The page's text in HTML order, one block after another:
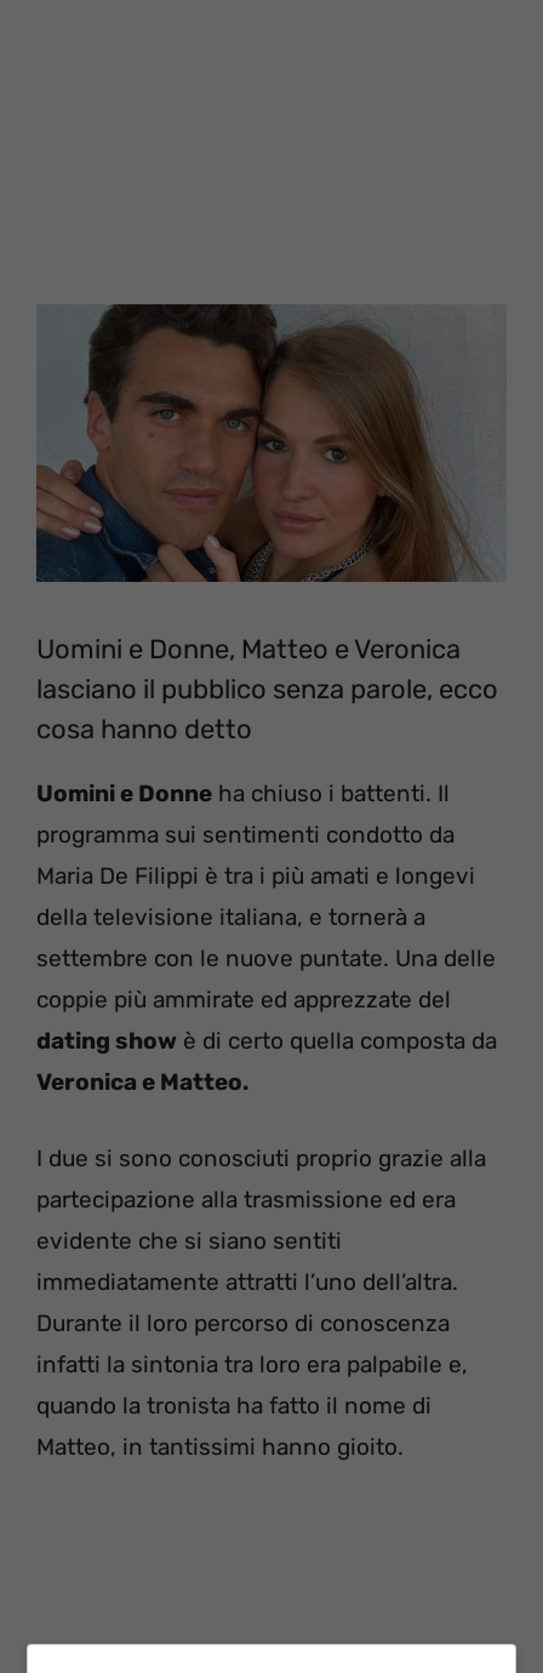
Uomini e Donne, Matteo e Veronica
lasciano il pubblico senza parole, ecco
cosa hanno detto
Uomini e Donne ha chiuso i battenti. Il
programma sui sentimenti condotto da
Maria De Filippi è tra i più amati e longevi
della televisione italiana, e tornerà a
settembre con le nuove puntate. Una delle
coppie più ammirate ed apprezzate del
dating show è di certo quella composta da
Veronica e Matteo.
I due si sono conosciuti proprio grazie alla
partecipazione alla trasmissione ed era
evidente che si siano sentiti
immediatamente attratti l’uno dell’altra.
Durante il loro percorso di conoscenza
infatti la sintonia tra loro era palpabile e,
quando la tronista ha fatto il nome di
Matteo, in tantissimi hanno gioito.